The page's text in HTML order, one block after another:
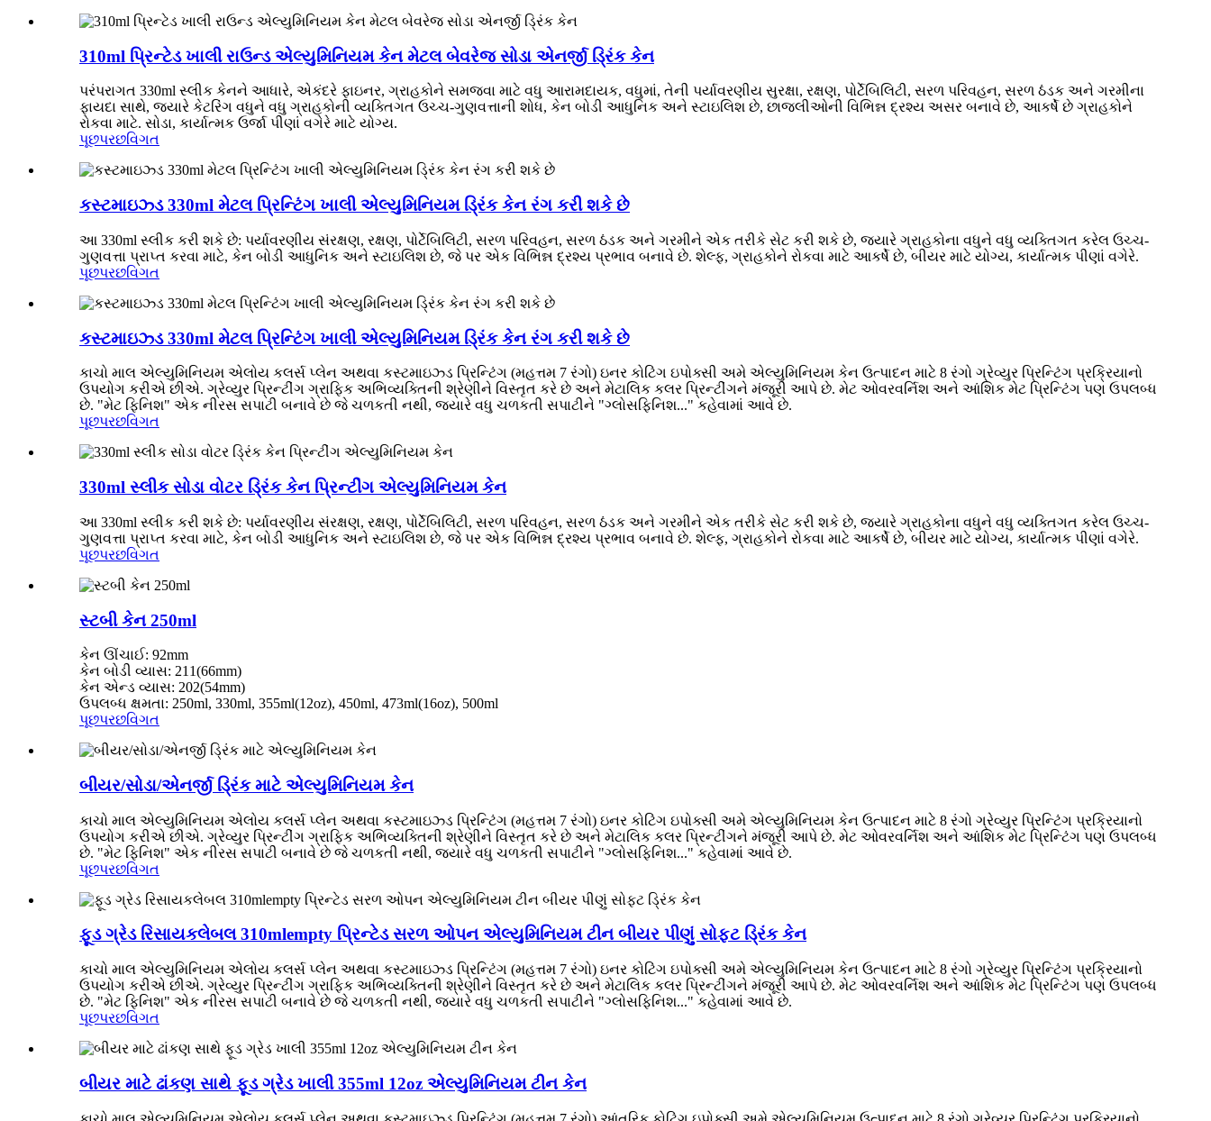
310ml પ્રિન્ટેડ ખાલી રાઉન્ડ એલ્યુમિનિયમ કેન મેટલ બેવરેજ સોડા એનર્જી ડ્રિંક કેન
પરંપરાગત 330ml સ્લીક કેનને આધારે, એકંદરે ફાઇનર, ગ્રાહકોને સમજવા માટે વધુ આરામદાયક, વધુમાં, તેની પર્યાવરણીય સુરક્ષા, રક્ષણ, પોર્ટેબિલિટી, સરળ પરિવહન, સરળ ઠંડક અને ગરમીના
ફાયદા સાથે, જ્યારે કેટરિંગ વધુને વધુ ગ્રાહકોની વ્યક્તિગત ઉચ્ચ-ગુણવત્તાની શોધ, કેન બોડી આધુનિક અને સ્ટાઇલિશ છે, છાજલીઓની વિભિન્ન દ્રશ્ય અસર બનાવે છે, આકર્ષે છે ગ્રાહકોને
રોકવા માટે. સોડા, કાર્યાત્મક ઉર્જા પીણાં વગેરે માટે યોગ્ય.
પૂછપરછવિગત
કસ્ટમાઇઝ્ડ 330ml મેટલ પ્રિન્ટિંગ ખાલી એલ્યુમિનિયમ ડ્રિંક કેન રંગ કરી શકે છે
આ 330ml સ્લીક કરી શકે છે: પર્યાવરણીય સંરક્ષણ, રક્ષણ, પોર્ટેબિલિટી, સરળ પરિવહન, સરળ ઠંડક અને ગરમીને એક તરીકે સેટ કરી શકે છે, જ્યારે ગ્રાહકોના વધુને વધુ વ્યક્તિગત કરેલ ઉચ્ચ-
ગુણવત્તા પ્રાપ્ત કરવા માટે, કેન બોડી આધુનિક અને સ્ટાઇલિશ છે, જે પર એક વિભિન્ન દ્રશ્ય પ્રભાવ બનાવે છે. શેલ્ફ, ગ્રાહકોને રોકવા માટે આકર્ષે છે, બીયર માટે યોગ્ય, કાર્યાત્મક પીણાં વગેરે.
પૂછપરછવિગત
કસ્ટમાઇઝ્ડ 330ml મેટલ પ્રિન્ટિંગ ખાલી એલ્યુમિનિયમ ડ્રિંક કેન રંગ કરી શકે છે
કાચો માલ એલ્યુમિનિયમ એલોય કલર્સ પ્લેન અથવા કસ્ટમાઇઝ્ડ પ્રિન્ટિંગ (મહત્તમ 7 રંગો) ઇનર કોટિંગ ઇપોક્સી અમે એલ્યુમિનિયમ કેન ઉત્પાદન માટે 8 રંગો ગ્રેવ્યુર પ્રિન્ટિંગ પ્રક્રિયાનો
ઉપયોગ કરીએ છીએ. ગ્રેવ્યુર પ્રિન્ટીંગ ગ્રાફિક અભિવ્યક્તિની શ્રેણીને વિસ્તૃત કરે છે અને મેટાલિક કલર પ્રિન્ટીંગને મંજૂરી આપે છે. મેટ ઓવરવર્નિશ અને આંશિક મેટ પ્રિન્ટિંગ પણ ઉપલબ્ધ
છે. "મેટ ફિનિશ" એક નીરસ સપાટી બનાવે છે જે ચળકતી નથી, જ્યારે વધુ ચળકતી સપાટીને "ગ્લોસફિનિશ..." કહેવામાં આવે છે.
પૂછપરછવિગત
330ml સ્લીક સોડા વોટર ડ્રિંક કેન પ્રિન્ટીંગ એલ્યુમિનિયમ કેન
આ 330ml સ્લીક કરી શકે છે: પર્યાવરણીય સંરક્ષણ, રક્ષણ, પોર્ટેબિલિટી, સરળ પરિવહન, સરળ ઠંડક અને ગરમીને એક તરીકે સેટ કરી શકે છે, જ્યારે ગ્રાહકોના વધુને વધુ વ્યક્તિગત કરેલ ઉચ્ચ-
ગુણવત્તા પ્રાપ્ત કરવા માટે, કેન બોડી આધુનિક અને સ્ટાઇલિશ છે, જે પર એક વિભિન્ન દ્રશ્ય પ્રભાવ બનાવે છે. શેલ્ફ, ગ્રાહકોને રોકવા માટે આકર્ષે છે, બીયર માટે યોગ્ય, કાર્યાત્મક પીણાં વગેરે.
પૂછપરછવિગત
સ્ટબી કેન 250ml
કેન ઊંચાઈ: 92mm
કેન બોડી વ્યાસ: 211(66mm)
કેન એન્ડ વ્યાસ: 202(54mm)
ઉપલબ્ધ ક્ષમતા: 250ml, 330ml, 355ml(12oz), 450ml, 473ml(16oz), 500ml
પૂછપરછવિગત
બીયર/સોડા/એનર્જી ડ્રિંક માટે એલ્યુમિનિયમ કેન
કાચો માલ એલ્યુમિનિયમ એલોય કલર્સ પ્લેન અથવા કસ્ટમાઇઝ્ડ પ્રિન્ટિંગ (મહત્તમ 7 રંગો) ઇનર કોટિંગ ઇપોક્સી અમે એલ્યુમિનિયમ કેન ઉત્પાદન માટે 8 રંગો ગ્રેવ્યુર પ્રિન્ટિંગ પ્રક્રિયાનો
ઉપયોગ કરીએ છીએ. ગ્રેવ્યુર પ્રિન્ટીંગ ગ્રાફિક અભિવ્યક્તિની શ્રેણીને વિસ્તૃત કરે છે અને મેટાલિક કલર પ્રિન્ટીંગને મંજૂરી આપે છે. મેટ ઓવરવર્નિશ અને આંશિક મેટ પ્રિન્ટિંગ પણ ઉપલબ્ધ
છે. "મેટ ફિનિશ" એક નીરસ સપાટી બનાવે છે જે ચળકતી નથી, જ્યારે વધુ ચળકતી સપાટીને "ગ્લોસફિનિશ..." કહેવામાં આવે છે.
પૂછપરછવિગત
ફૂડ ગ્રેડ રિસાયકલેબલ 310mlempty પ્રિન્ટેડ સરળ ઓપન એલ્યુમિનિયમ ટીન બીયર પીણું સોફ્ટ ડ્રિંક કેન
કાચો માલ એલ્યુમિનિયમ એલોય કલર્સ પ્લેન અથવા કસ્ટમાઇઝ્ડ પ્રિન્ટિંગ (મહત્તમ 7 રંગો) ઇનર કોટિંગ ઇપોક્સી અમે એલ્યુમિનિયમ કેન ઉત્પાદન માટે 8 રંગો ગ્રેવ્યુર પ્રિન્ટિંગ પ્રક્રિયાનો
ઉપયોગ કરીએ છીએ. ગ્રેવ્યુર પ્રિન્ટીંગ ગ્રાફિક અભિવ્યક્તિની શ્રેણીને વિસ્તૃત કરે છે અને મેટાલિક કલર પ્રિન્ટીંગને મંજૂરી આપે છે. મેટ ઓવરવર્નિશ અને આંશિક મેટ પ્રિન્ટિંગ પણ ઉપલબ્ધ
છે. "મેટ ફિનિશ" એક નીરસ સપાટી બનાવે છે જે ચળકતી નથી, જ્યારે વધુ ચળકતી સપાટીને "ગ્લોસફિનિશ..." કહેવામાં આવે છે.
પૂછપરછવિગત
બીયર માટે ઢાંકણ સાથે ફૂડ ગ્રેડ ખાલી 355ml 12oz એલ્યુમિનિયમ ટીન કેન